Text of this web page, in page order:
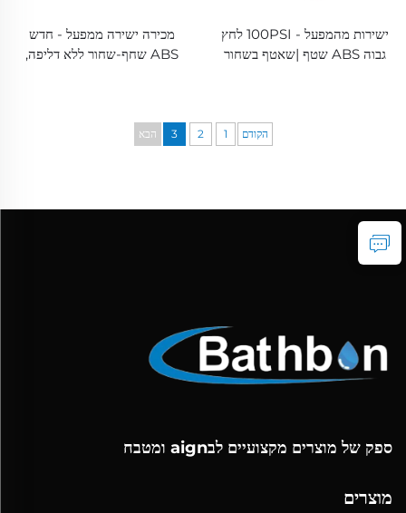
ישירות מהמפעל - 100PSI לחץ
גבוה ABS שטף |שאטף בשחור
מכירה ישירה ממפעל - חדש
ABS שחף-שחור ללא דליפה,
הקודם 1
2
3 הבא
ספק של מוצרים מקצועיים לבaign ומטבח
מוצרים